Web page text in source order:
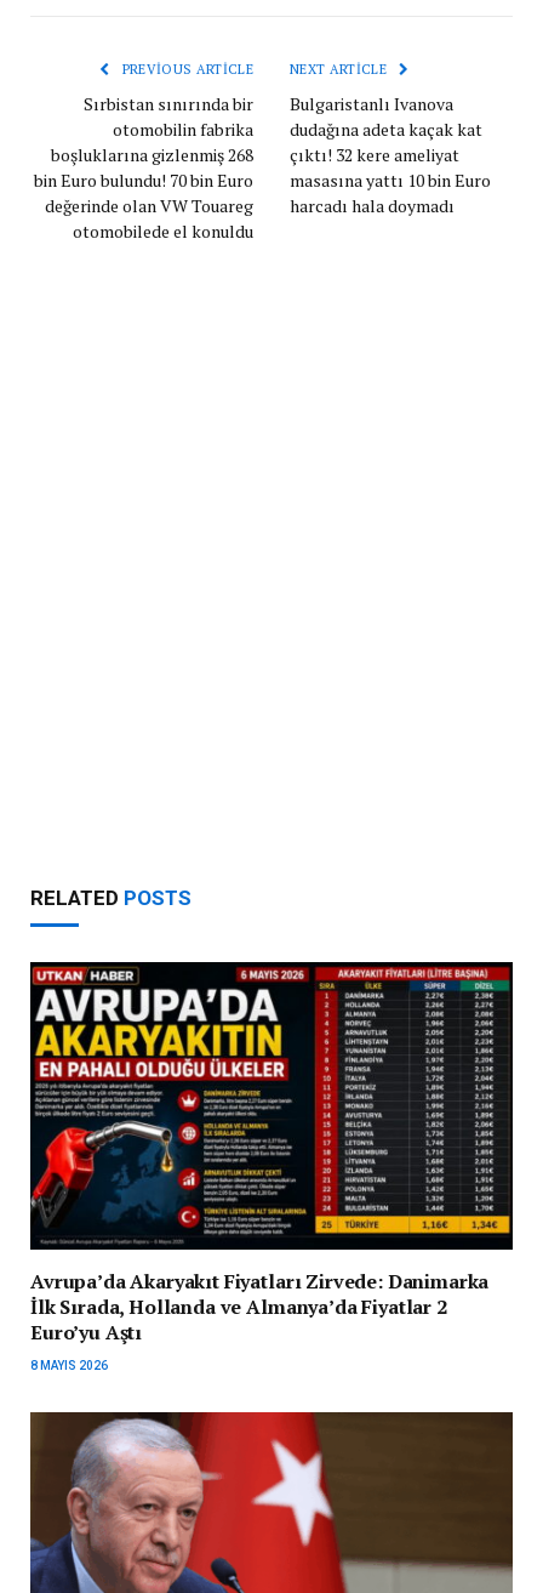
PREVIOUS ARTICLE
Sırbistan sınırında bir
otomobilin fabrika
boşluklarına gizlenmiş 268
bin Euro bulundu! 70 bin Euro
değerinde olan VW Touareg
otomobilede el konuldu
NEXT ARTICLE
Bulgaristanlı Ivanova
dudağına adeta kaçak kat
çıktı! 32 kere ameliyat
masasına yattı 10 bin Euro
harcadı hala doymadı
RELATED POSTS
Avrupa’da Akaryakıt Fiyatları Zirvede: Danimarka
İlk Sırada, Hollanda ve Almanya’da Fiyatlar 2
Euro’yu Aştı
8 MAYIS 2026